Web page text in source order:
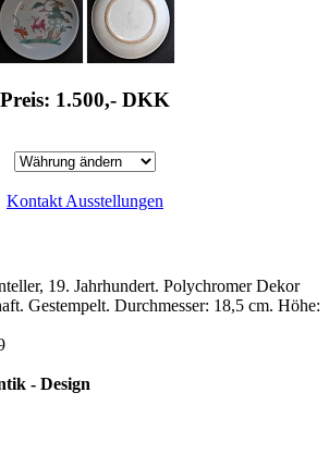
Preis: 1.500,- DKK
Kontakt Ausstellungen
19. Jahrhundert. Polychromer Dekor
Gestempelt. Durchmesser: 18,5 cm. Höhe:
- Design